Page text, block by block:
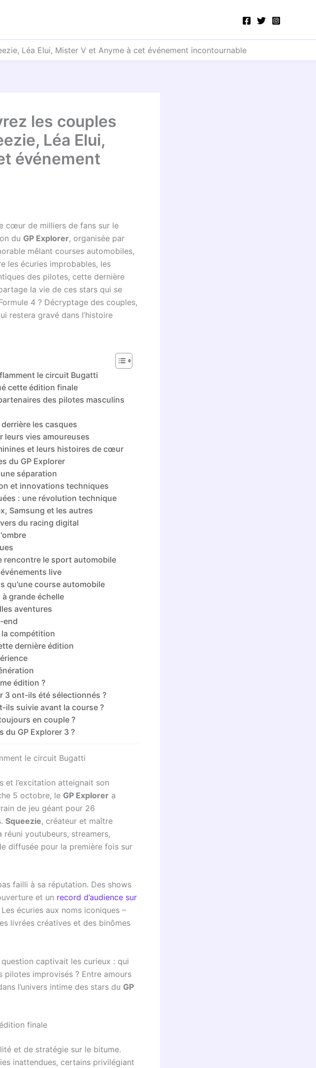
Léa Elui, Mister V et Anyme à cet événement incontournable
les couples
Léa Elui,
événement
cœur de milliers de fans sur le
du GP Explorer, organisée par
mêlant courses automobiles,
les écuries improbables, les
des pilotes, cette dernière
la vie de ces stars qui se
4 ? Décryptage des couples,
restera gravé dans l’histoire
le circuit Bugatti
cette édition finale
des pilotes masculins
les casques
leurs vies amoureuses
et leurs histoires de cœur
du GP Explorer
séparation
et innovations techniques
: une révolution technique
Samsung et les autres
du racing digital
rencontre le sport automobile
live
qu'une course automobile
grande échelle
aventures
end
compétition
dernière édition
édition ?
3 ont-ils été sélectionnés ?
ils suivie avant la course ?
en couple ?
GP Explorer 3 ?
le circuit Bugatti
et l’excitation atteignait son
5 octobre, le GP Explorer a
de jeu géant pour 26
Squeezie, créateur et maître
youtubeurs, streamers,
diffusée pour la première fois sur
failli à sa réputation. Des shows
et un record d’audience sur
écuries aux noms iconiques –
livrées créatives et des binômes
captivait les curieux : qui
improvisés ? Entre amours
l’univers intime des stars du GP
finale
et de stratégie sur le bitume.
inattendues, certains privilégiant